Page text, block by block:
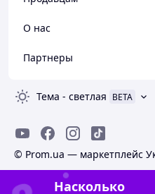
О нас
Партнеры
Тема - светлая BETA
© Prom.ua — маркетплейс
Насколько